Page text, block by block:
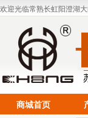
欢迎光临常熟长虹阳澄湖
商城首页